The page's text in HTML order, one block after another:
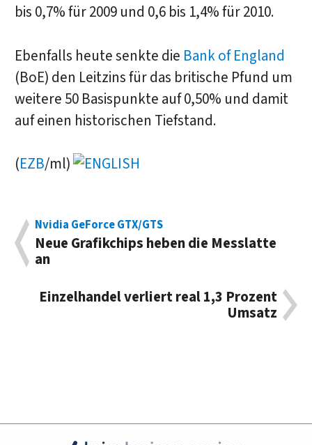
bis 0,7% für 2009 und 0,6 bis 1,4% für 2010.
Ebenfalls heute senkte die Bank of England
(BoE) den Leitzins für das britische Pfund um
weitere 50 Basispunkte auf 0,50% und damit
auf einen historischen Tiefstand.
(EZB/ml)
Nvidia GeForce GTX/GTS
Neue Grafikchips heben die Messlatte
an
Einzelhandel verliert real 1,3 Prozent
Umsatz